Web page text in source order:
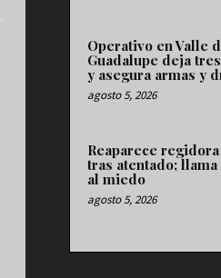
Operativo en Valle
Guadalupe deja
y asegura armas y
agosto 5, 2026
Reaparece
tras atentado;
al miedo
agosto 5, 2026